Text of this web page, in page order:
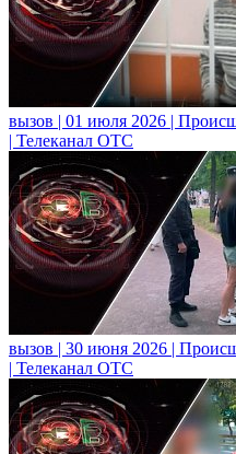
вызов | 01 июля 2026 |
| Телеканал ОТС
вызов | 30 июня 2026 |
| Телеканал ОТС